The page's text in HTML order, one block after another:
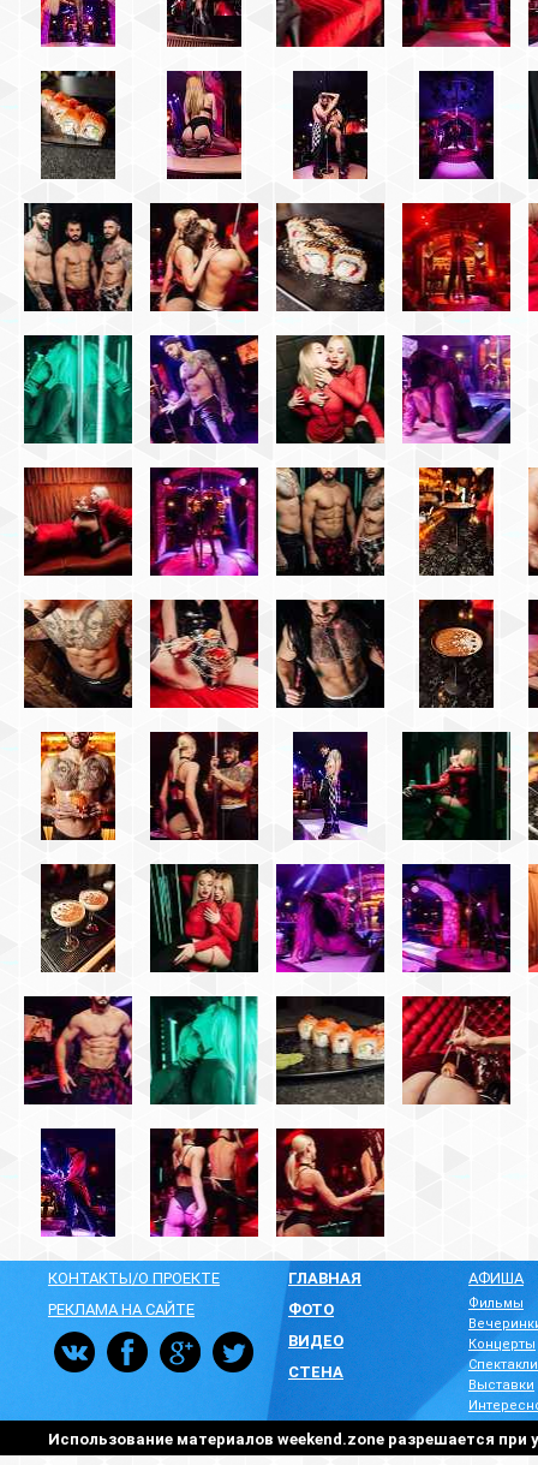
КОНТАКТЫ/О ПРОЕКТЕ
РЕКЛАМА НА САЙТЕ
ГЛАВНАЯ
ФОТО
ВИДЕО
СТЕНА
АФИША
Фильмы
Концерты
Спектакли
Выставки
Использование материалов weekend.zone разрешается